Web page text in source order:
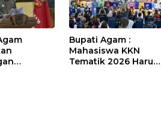
Bupati Agam :
Mahasiswa KKN
Tematik 2026 Harus